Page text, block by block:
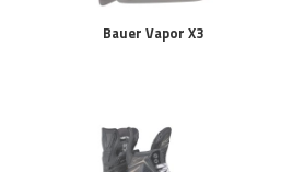
Bauer Vapor X3